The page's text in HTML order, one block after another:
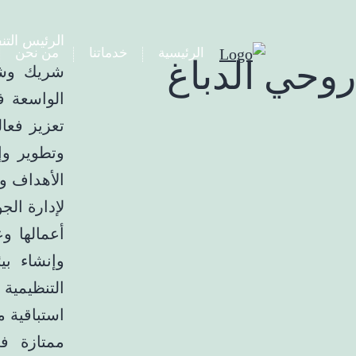
الرئيسية خدماتنا من نحن
روحي الدباغ
الرئيس
شريك
تعزيز
وتطوير
الأهداف
أعمالها
وإنشاء
ممتازة